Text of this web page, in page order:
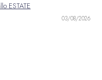
ESTATE
03/08/2026